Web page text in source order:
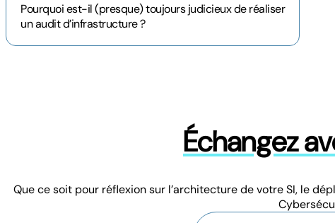
Pourquoi est-il (presque) toujours judicieux de réaliser
un audit d’infrastructure ?
Échangez
Que ce soit pour réflexion sur l’architecture de votre SI, le